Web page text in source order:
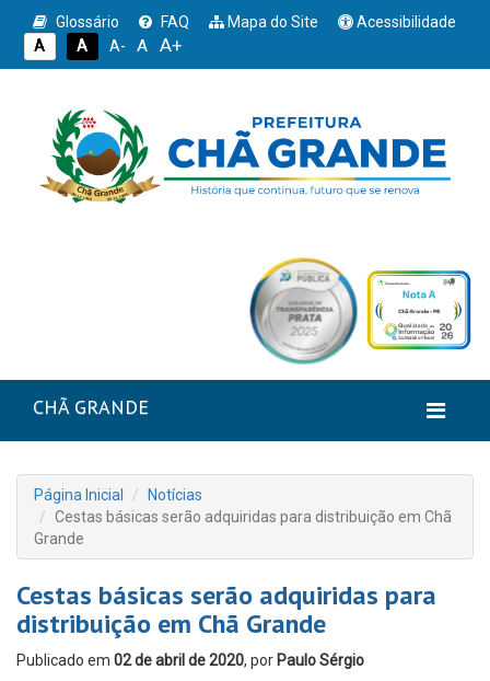
Glossário FAQ Mapa do Site
Acessibilidade
A
A A- A A+
CHÃ GRANDE
Página Inicial
Notícias
Cestas básicas serão adquiridas para distribuição em Chã
Grande
Cestas básicas serão adquiridas para
distribuição em Chã Grande
Publicado em 02 de abril de 2020, por Paulo Sérgio